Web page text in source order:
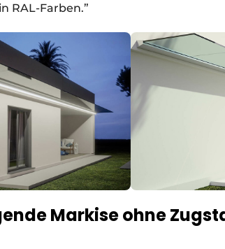
RAL-Farben.”
Markise ohne